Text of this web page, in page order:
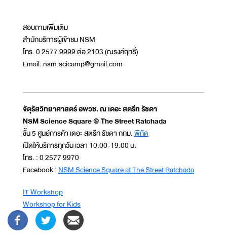
สอบถามเพิ่มเติม
สำนักบริการผู้เข้าชม NSM
โทร. 0 2577 9999 ต่อ 2103 (ณรงค์ฤทธิ์)
Email: nsm.scicamp@gmail.com
จัตุรัสวิทยาศาสตร์ อพวช. ณ เดอะ สตรีท รัชดา
NSM Science Square @ The Street Ratchada
ชั้น 5 ศูนย์การค้า เดอะ สตรีท รัชดา กทม.พิกัด
เปิดให้บริการทุกวัน เวลา 10.00-19.00 น.
โทร. : 0 2577 9970
Facebook :NSM Science Square at The Street Ratchada
IT Workshop
Workshop for Kids